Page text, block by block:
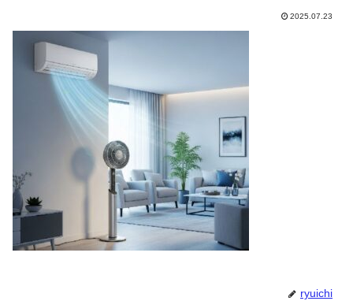
2025.07.23
ryuichi